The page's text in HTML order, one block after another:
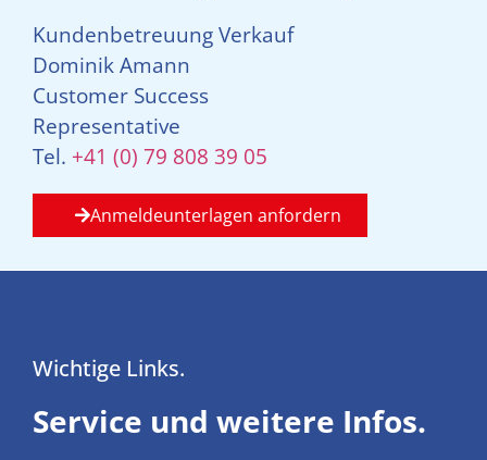
Kundenbetreuung Verkauf
Dominik Amann
Customer Success
Representative
Tel. +41 (0) 79 808 39 05
Anmeldeunterlagen anfordern
Wichtige Links.
Service und weitere Infos.